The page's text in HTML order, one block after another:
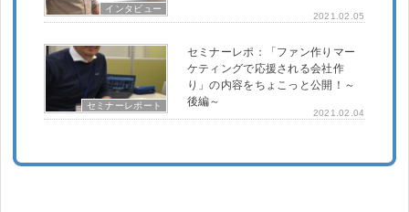
インタビュー
2021.02.05
セミナーレポート
2021.02.04
セミナーレポ：「ファン作りマー
ケティングで応援される会社作
り」の内容をちょこっと公開！～
後編～